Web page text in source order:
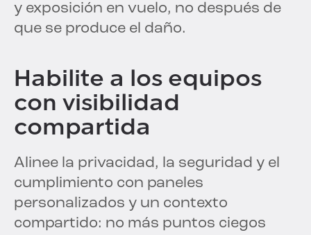
y exposición en vuelo, no después de
que se produce el daño.
Habilite a los equipos
con visibilidad
compartida
Alinee la privacidad, la seguridad y el
cumplimiento con paneles
personalizados y un contexto
compartido: no más puntos ciegos